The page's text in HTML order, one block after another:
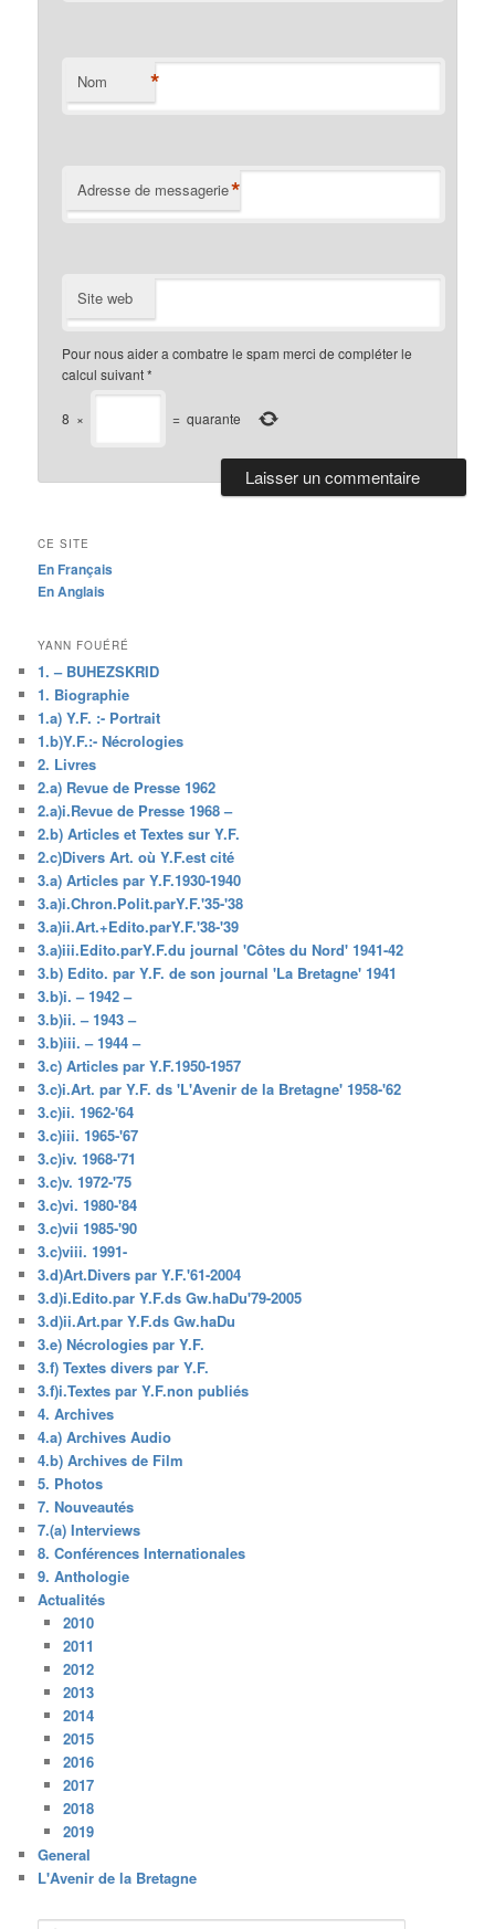
Nom *
Adresse de messagerie*
Site web
Pour nous aider a combatre le spam merci de compléter le
calcul suivant*
8 × = quarante
CE SITE
En Français
En Anglais
YANN FOUÉRÉ
1. – BUHEZSKRID
1. Biographie
1.a) Y.F. :- Portrait
1.b)Y.F.:- Nécrologies
2. Livres
2.a) Revue de Presse 1962
2.a)i.Revue de Presse 1968 –
2.b) Articles et Textes sur Y.F.
2.c)Divers Art. où Y.F.est cité
3.a) Articles par Y.F.1930-1940
3.a)i.Chron.Polit.parY.F.'35-'38
3.a)ii.Art.+Edito.parY.F.'38-'39
3.a)iii.Edito.parY.F.du journal 'Côtes du Nord' 1941-42
3.b) Edito. par Y.F. de son journal 'La Bretagne' 1941
3.b)i. – 1942 –
3.b)ii. – 1943 –
3.b)iii. – 1944 –
3.c) Articles par Y.F.1950-1957
3.c)i.Art. par Y.F. ds 'L'Avenir de la Bretagne' 1958-'62
3.c)ii. 1962-'64
3.c)iii. 1965-'67
3.c)iv. 1968-'71
3.c)v. 1972-'75
3.c)vi. 1980-'84
3.c)vii 1985-'90
3.c)viii. 1991-
3.d)Art.Divers par Y.F.'61-2004
3.d)i.Edito.par Y.F.ds Gw.haDu'79-2005
3.d)ii.Art.par Y.F.ds Gw.haDu
3.e) Nécrologies par Y.F.
3.f) Textes divers par Y.F.
3.f)i.Textes par Y.F.non publiés
4. Archives
4.a) Archives Audio
4.b) Archives de Film
5. Photos
7. Nouveautés
7.(a) Interviews
8. Conférences Internationales
9. Anthologie
Actualités
2010
2011
2012
2013
2014
2015
2016
2017
2018
2019
General
L'Avenir de la Bretagne